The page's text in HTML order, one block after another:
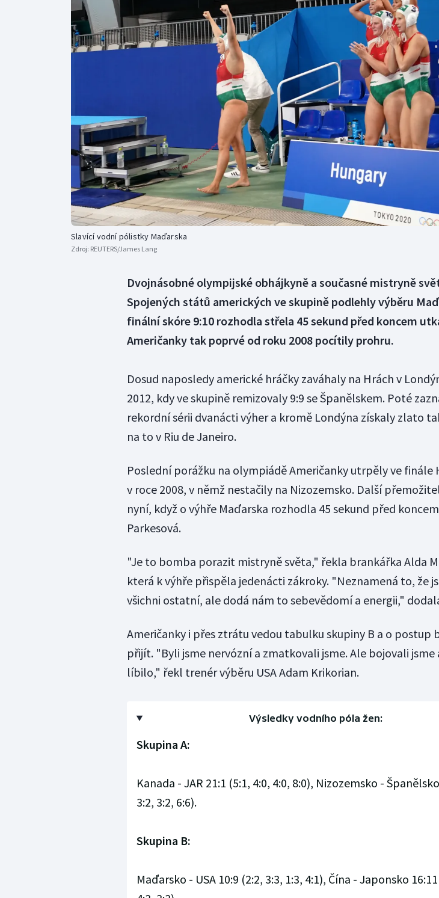
Curling
Dostihy
Florbal
Futsal
Gymnastika
Moderní pětiboj
Olympijské hry
Parasport
Plavání
Plážový volejbal
Slavící vodní pólistky Maďarska
Zdroj: REUTERS/James Lang
Dvojnásobné olympijské obhájkyně a současné mistryně
Spojených států amerických ve skupině podlehly výběru
finální skóre 9:10 rozhodla střela 45 sekund před koncem
Američanky tak poprvé od roku 2008 pocítily prohru.
Dosud naposledy americké hráčky zaváhaly na Hrách v
2012, kdy ve skupině remizovaly 9:9 se Španělskem. Poté
rekordní sérii dvanácti výher a kromě Londýna získaly zlato
na to v Riu de Janeiro.
Poslední porážku na olympiádě Američanky utrpěly ve finále
v roce 2008, v němž nestačily na Nizozemsko. Další
nyní, když o výhře Maďarska rozhodla 45 sekund před
Parkesová.
"Je to bomba porazit mistryně světa," řekla brankářka Alda
která k výhře přispěla jedenácti zákroky. "Neznamená to, že
všichni ostatní, ale dodá nám to sebevědomí a energii,"
Američanky i přes ztrátu vedou tabulku skupiny B a o postup
přijít. "Byli jsme nervózní a zmatkovali jsme. Ale bojovali jsme
líbilo," řekl trenér výběru USA Adam Krikorian.
Výsledky vodního póla žen:
Skupina A:
Kanada - JAR 21:1 (5:1, 4:0, 4:0, 8:0), Nizozemsko -
3:2, 3:2, 6:6).
Skupina B:
Maďarsko - USA 10:9 (2:2, 3:3, 1:3, 4:1), Čína - Japonsko